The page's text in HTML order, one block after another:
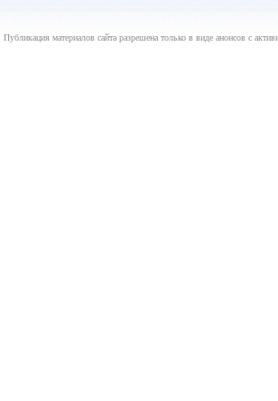
Публикация материалов сайта разрешена только в виде анонсов с